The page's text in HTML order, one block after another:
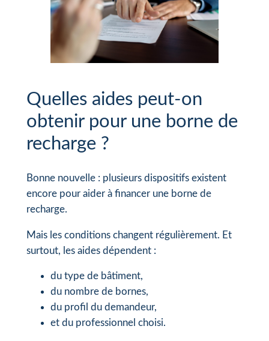
Quelles aides peut-on
obtenir pour une borne de
recharge ?
Bonne nouvelle : plusieurs dispositifs existent
encore pour aider à financer une borne de
recharge.
Mais les conditions changent régulièrement. Et
surtout, les aides dépendent :
du type de bâtiment,
du nombre de bornes,
du profil du demandeur,
et du professionnel choisi.